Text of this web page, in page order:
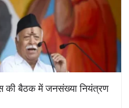
की बैठक में जनसंख्या नियंत्रण